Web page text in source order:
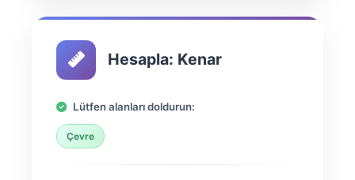
Hesapla: Kenar
Lütfen alanları doldurun:
Çevre